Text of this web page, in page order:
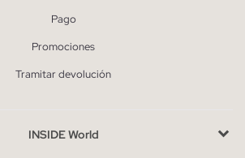
Pago
Promociones
Tramitar devolución
INSIDE World